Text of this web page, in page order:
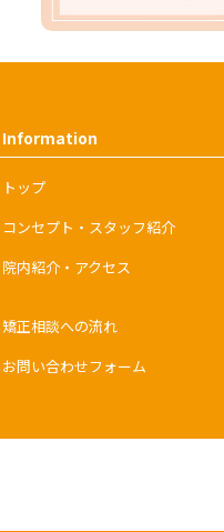
Information
トップ
コンセプト・スタッフ紹介
院内紹介・アクセス
矯正相談への流れ
お問い合わせフォーム